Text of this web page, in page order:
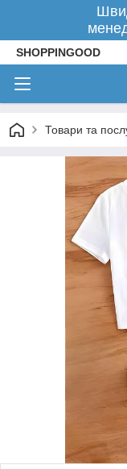
SHOPPINGOOD
Товари та